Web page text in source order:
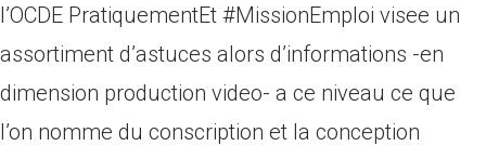
l’OCDE PratiquementEt #MissionEmploi visee un
assortiment d’astuces alors d’informations -en
dimension production video- a ce niveau ce que
l’on nomme du conscription et la conception